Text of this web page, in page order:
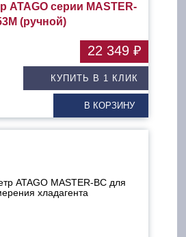
ATAGO серии MASTER-
(ручной)
КУПИТЬ В 1 КЛИК
В КОРЗИНУ
22 349 ₽